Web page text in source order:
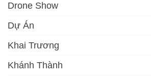
Drone Show
Dự Án
Khai Trương
Khánh Thành